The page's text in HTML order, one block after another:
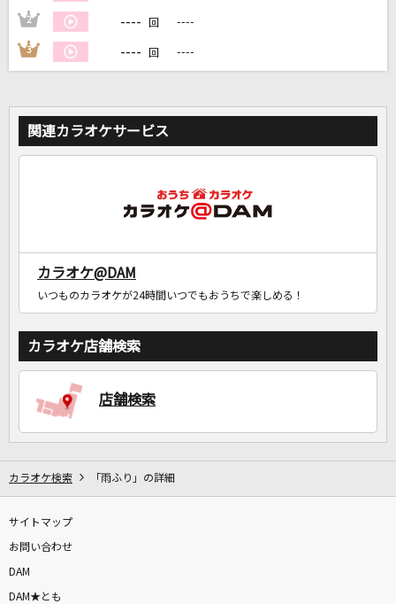
自宅でカラオケ歌い放題！
2 ---- 回 ----
3 ---- 回 ----
関連カラオケサービス
カラオケ@DAM
いつものカラオケが24時間いつでもおうちで楽しめる！
カラオケ店舗検索
店舗検索
カラオケ検索 「雨ふり」の詳細
サイトマップ
お問い合わせ
DAM
DAM★とも